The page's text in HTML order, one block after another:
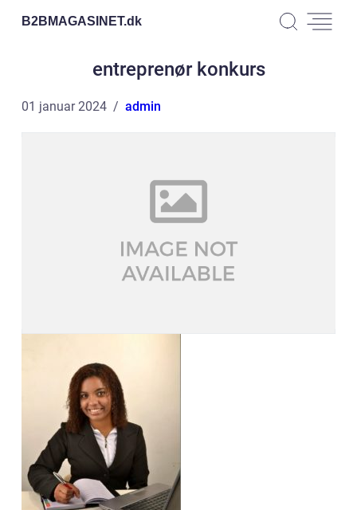
B2BMAGASINET.dk
entreprenør konkurs
01 januar 2024 admin